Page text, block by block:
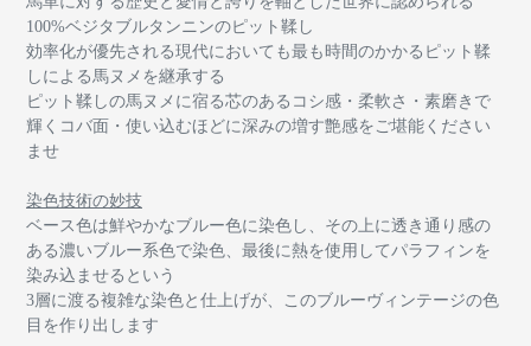
100%ベジタブルタンニンのピット鞣し
効率化が優先される現代においても最も時間のかかるピット鞣
しによる馬ヌメを継承する
ピット鞣しの馬ヌメに宿る芯のあるコシ感・柔軟さ・素磨きで
輝くコバ面・使い込むほどに深みの増す艶感をご堪能ください
ませ
染色技術の妙技
ベース色は鮮やかなブルー色に染色し、その上に透き通り感の
ある濃いブルー系色で染色、最後に熱を使用してパラフィンを
染み込ませるという
3層に渡る複雑な染色と仕上げが、このブルーヴィンテージの色
目を作り出します